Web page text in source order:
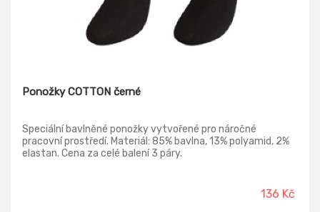
Ponožky COTTON černé
Speciální bavlněné ponožky vytvořené pro náročné
pracovní prostředí. Materiál: 85% bavlna, 13% polyamid, 2%
elastan. Cena za celé balení 3 páry.
136 Kč